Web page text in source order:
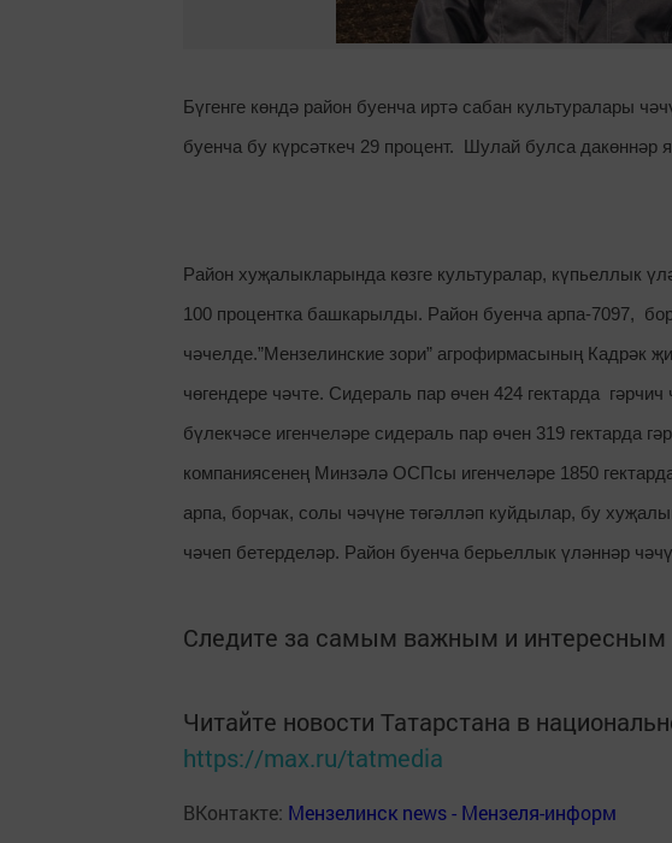
Бүгенге көндә район буенча иртә сабан культуралары
буенча бу күрсәткеч 29 процент. Шулай булса дакөннәр
Район хуҗалыкларында көзге культуралар, күпьеллык
100 процентка башкарылды. Район буенча арпа-7097,
чәчелде.”Мензелинские зори” агрофирмасының Кадрәк
чөгендере чәчте. Сидераль пар өчен 424 гектарда
бүлекчәсе игенчеләре сидераль пар өчен 319 гектарда
компаниясенең Минзәлә ОСПсы игенчеләре 1850
арпа, борчак, солы чәчүне төгәлләп куйдылар, бу
чәчеп бетерделәр. Район буенча берьеллык үләннәр
Следите за самым важным и интересным
Читайте новости Татарстана в
https://max.ru/tatmedia
ВКонтакте: Мензелинск news - Мензеля-информ